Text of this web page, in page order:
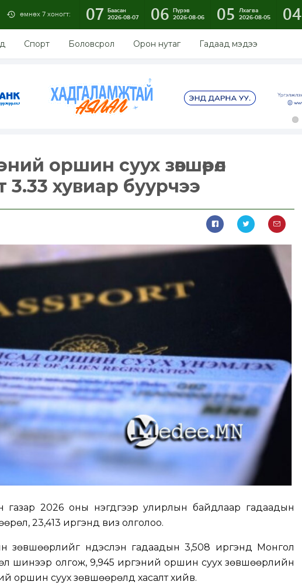
өмнөх 7 хоногт: 07 Баасан
2026-08-07
06 Пүрэв
2026-08-06
05
Лхагва
2026-08-05
04
Спорт Боловсрол Орон нутаг Гадаад мэдээ
оршин суух зөвшөөрөл
хувиар буурчээ
газар 2026 оны нэгдүгээр улирлын байдлаар гадаадын
23,413 иргэнд виз олголоо.
зөвшөөрлийг үндэслэн гадаадын 3,508 иргэнд Монгол
шинээр олгож, 9,945 иргэний оршин суух зөвшөөрлийн
оршин суух зөвшөөрөлд хасалт хийв.